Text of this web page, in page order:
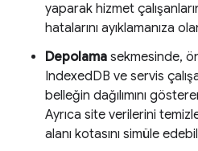
yaparak hizmet
hatalarını ayıklamanıza
Depolama sekmesinde,
IndexedDB ve servis
belleğin dağılımını
Ayrıca site verilerini
alanı kotasını simüle